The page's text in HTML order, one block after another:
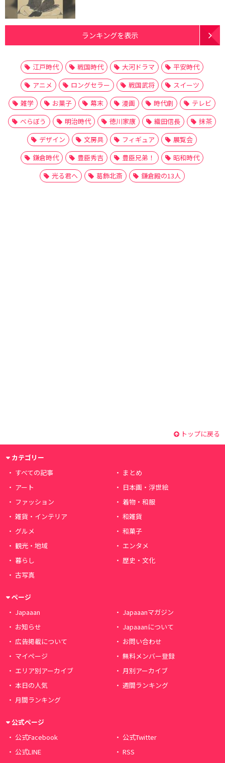
ランキングを表示
江戸時代 戦国時代 大河ドラマ
平安時代
アニメ
ロングセラー 戦国武将
スイーツ
雑学
お菓子 幕末 漫画 時代劇
テレビ
べらぼう
明治時代 徳川家康 織田信長
抹茶
デザイン
文房具 フィギュア
展覧会
鎌倉時代
豊臣秀吉 豊臣兄弟！
昭和時代
光る君へ
葛飾北斎 鎌倉殿の13人
トップに戻る
カテゴリー
すべての記事
まとめ
アート
日本画・浮世絵
ファッション
着物・和服
雑貨・インテリア
和雑貨
グルメ
和菓子
観光・地域
エンタメ
暮らし
歴史・文化
古写真
ページ
Japaaan
Japaaanマガジン
お知らせ
Japaaanについて
広告掲載について
お問い合わせ
マイページ
無料メンバー登録
エリア別アーカイブ
月別アーカイブ
本日の人気
週間ランキング
月間ランキング
公式ページ
公式Facebook
公式Twitter
公式LINE
RSS